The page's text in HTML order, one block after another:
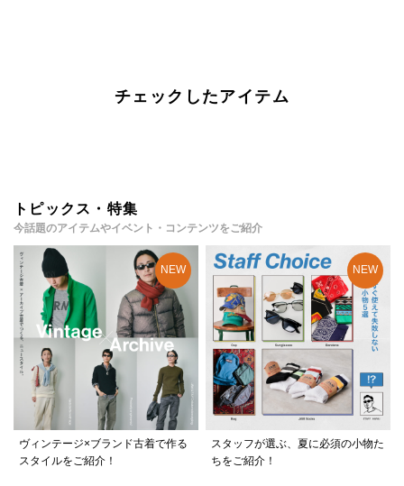
チェックしたアイテム
トピックス・特集
今話題のアイテムやイベント・コンテンツをご紹介
ヴィンテージ×ブランド古着で作る
スタイルをご紹介！
スタッフが選ぶ、夏に必須の小物た
ちをご紹介！